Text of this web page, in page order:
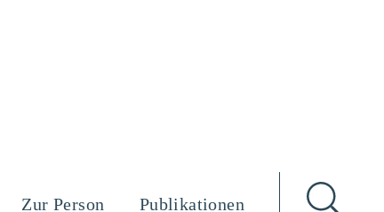
Zur Person
Publikationen